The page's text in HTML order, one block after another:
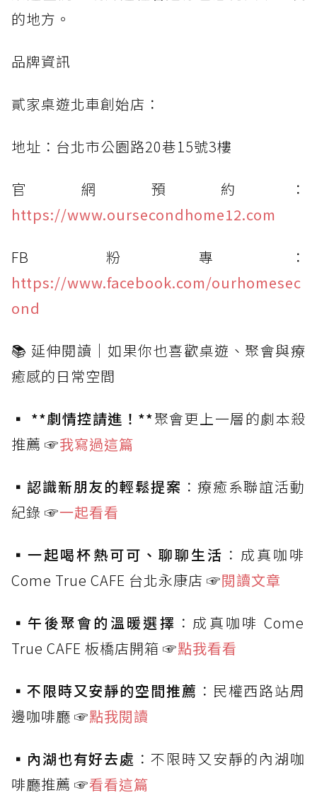
的地方。
品牌資訊
貳家桌遊北車創始店：
地址：台北市公園路20巷15號3樓
官網預約：
https://www.oursecondhome12.com
FB粉專：
https://www.facebook.com/ourhomesec
ond
📚 延伸閱讀｜如果你也喜歡桌遊、聚會與療
癒感的日常空間
▪️ **劇情控請進！**聚會更上一層的劇本殺
推薦 ☞我寫過這篇
▪️ 認識新朋友的輕鬆提案 ：療癒系聯誼活動
紀錄 ☞一起看看
▪️一起喝杯熱可可、聊聊生活 ：成真咖啡
Come True CAFE 台北永康店 ☞閱讀文章
▪️ 午後聚會的溫暖選擇 ：成真咖啡 Come
True CAFE 板橋店開箱 ☞點我看看
▪️ 不限時又安靜的空間推薦 ：民權西路站周
邊咖啡廳 ☞點我閱讀
▪️ 內湖也有好去處 ：不限時又安靜的內湖咖
啡廳推薦 ☞看看這篇